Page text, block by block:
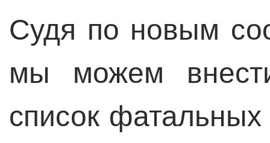
Судя по новым
мы можем
список